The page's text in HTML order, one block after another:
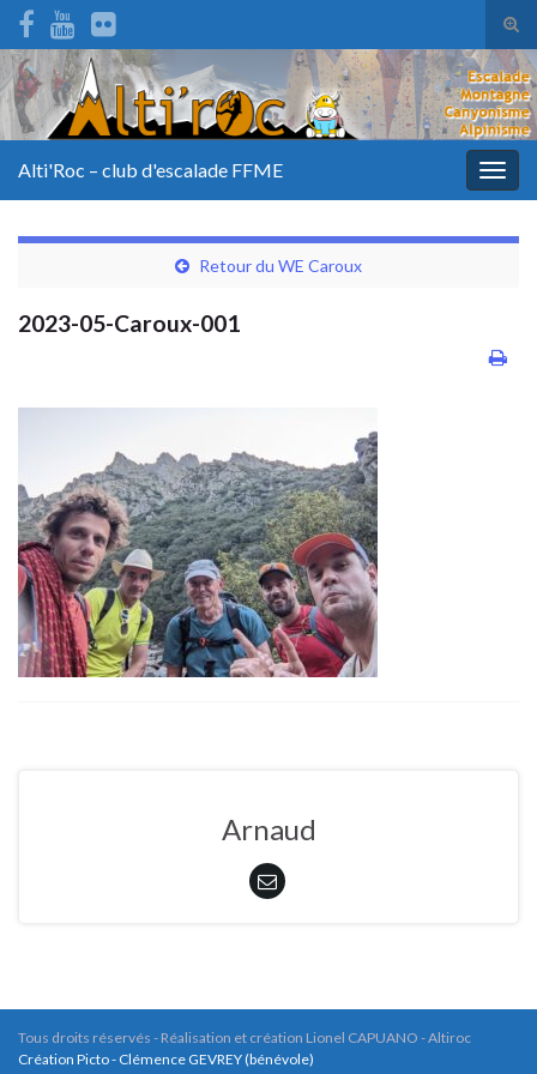
Alti'Roc – club d'escalade FFME
Retour du WE Caroux
2023-05-Caroux-001
Arnaud
Tous droits réservés - Réalisation et création Lionel CAPUANO - Altiroc
Création Picto - Clémence GEVREY (bénévole)